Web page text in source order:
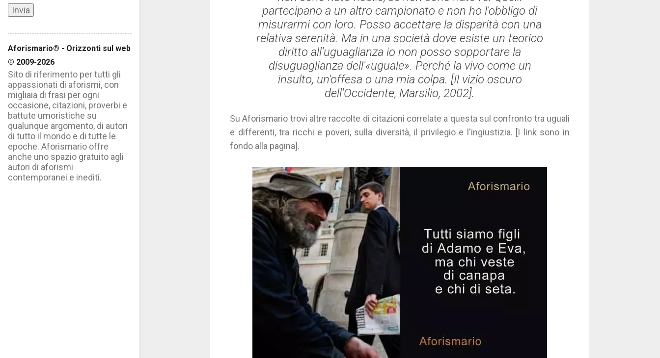
partecipano a un altro campionato e non ho l'obbligo di
misurarmi con loro. Posso accettare la disparità con una
relativa serenità. Ma in una società dove esiste un teorico
diritto all'uguaglianza io non posso sopportare la
disuguaglianza dell'«uguale». Perché la vivo come un
insulto, un'offesa o una mia colpa. [Il vizio oscuro
dell'Occidente, Marsilio, 2002].
Su Aforismario trovi altre raccolte di citazioni correlate a questa sul confronto tra uguali
e differenti, tra ricchi e poveri, sulla diversità, il privilegio e l'ingiustizia. [I link sono in
fondo alla pagina].
Aforismario® - Orizzonti sul web
© 2009-2026
Sito di riferimento per tutti gli
appassionati di aforismi, con
migliaia di frasi per ogni
occasione, citazioni, proverbi e
battute umoristiche su
qualunque argomento, di autori
di tutto il mondo e di tutte le
epoche. Aforismario offre
anche uno spazio gratuito agli
autori di aforismi
contemporanei e inediti.